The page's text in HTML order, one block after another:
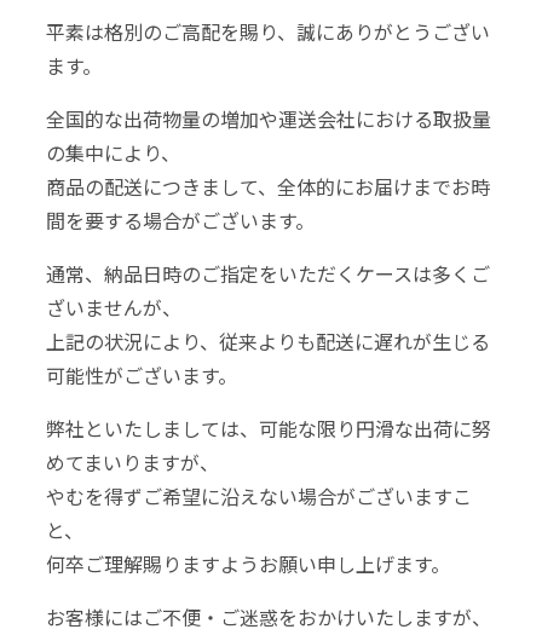
平素は格別のご高配を賜り、誠にありがとうござい
ます。
全国的な出荷物量の増加や運送会社における取扱量
の集中により、
商品の配送につきまして、全体的にお届けまでお時
間を要する場合がございます。
通常、納品日時のご指定をいただくケースは多くご
ざいませんが、
上記の状況により、従来よりも配送に遅れが生じる
可能性がございます。
弊社といたしましては、可能な限り円滑な出荷に努
めてまいりますが、
やむを得ずご希望に沿えない場合がございますこ
と、
何卒ご理解賜りますようお願い申し上げます。
お客様にはご不便・ご迷惑をおかけいたしますが、